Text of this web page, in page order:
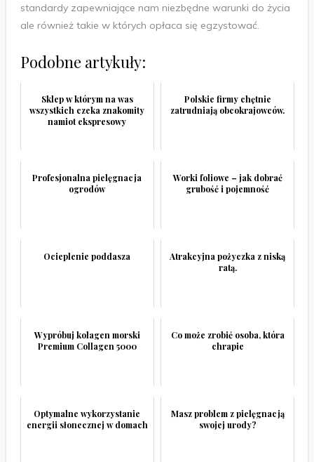
standardy zapewniające nam niezbędne warunki do życia
ale również takie w których opłaca się egzystować.
Podobne artykuły:
Sklep w którym na was
wszystkich czeka znakomity
namiot ekspresowy
Polskie firmy chętnie
zatrudniają obcokrajowców.
Profesjonalna pielęgnacja
ogrodów
Worki foliowe – jak dobrać
grubość i pojemność
Ocieplenie poddasza
Atrakcyjna pożyczka z niską
ratą.
Wypróbuj kolagen morski
Premium Collagen 5000
Co może zrobić osoba, która
chrapie
Optymalne wykorzystanie
energii słonecznej w domach
Masz problem z pielęgnacją
swojej urody?